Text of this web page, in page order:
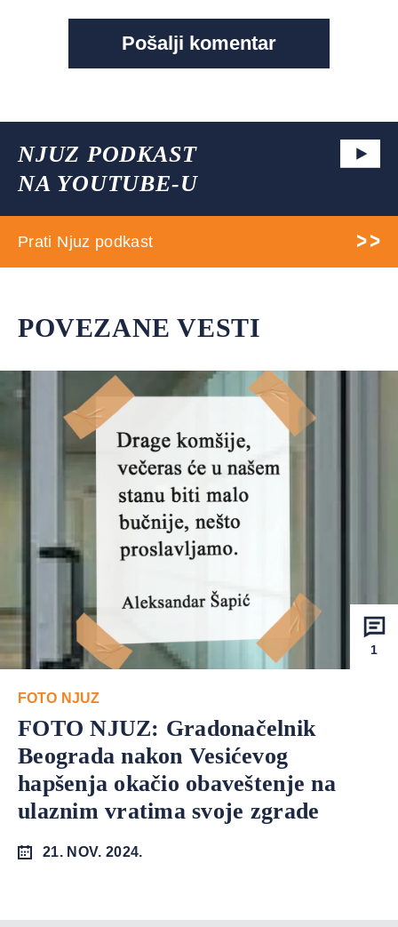
NJUZ PODKAST
NA YOUTUBE-U
Prati Njuz podkast
POVEZANE VESTI
1
FOTO NJUZ
FOTO NJUZ: Gradonačelnik
Beograda nakon Vesićevog
hapšenja okačio obaveštenje na
ulaznim vratima svoje zgrade
21. NOV. 2024.